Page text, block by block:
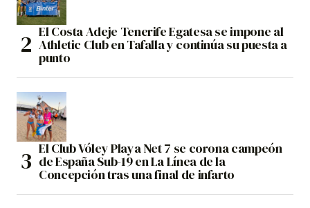
El Costa Adeje Tenerife Egatesa se impone al
Athletic Club en Tafalla y continúa su puesta a
punto
El Club Vóley Playa Net 7 se corona campeón
de España Sub-19 en La Línea de la
Concepción tras una final de infarto